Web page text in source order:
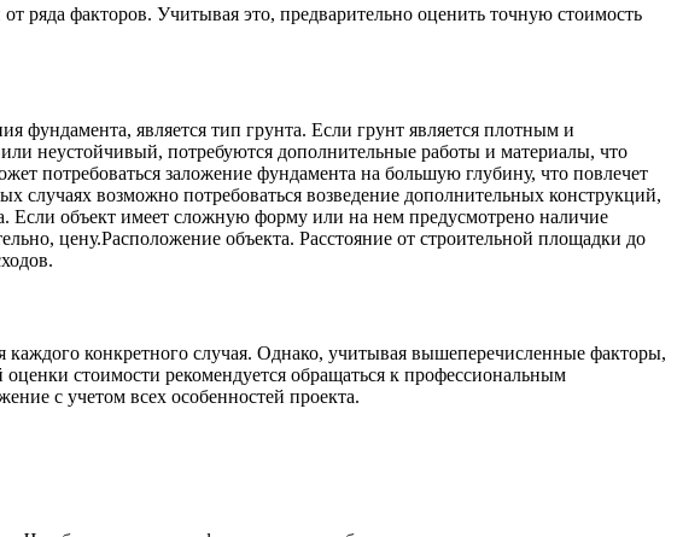
ряда факторов. Учитывая это, предварительно оценить точную стоимость
фундамента, является тип грунта. Если грунт является плотным и
неустойчивый, потребуются дополнительные работы и материалы, что
потребоваться заложение фундамента на большую глубину, что повлечет
возможно потребоваться возведение дополнительных конструкций,
Если объект имеет сложную форму или на нем предусмотрено наличие
цену.Расположение объекта. Расстояние от строительной площадки до
каждого конкретного случая. Однако, учитывая вышеперечисленные факторы,
стоимости рекомендуется обращаться к профессиональным
с учетом всех особенностей проекта.